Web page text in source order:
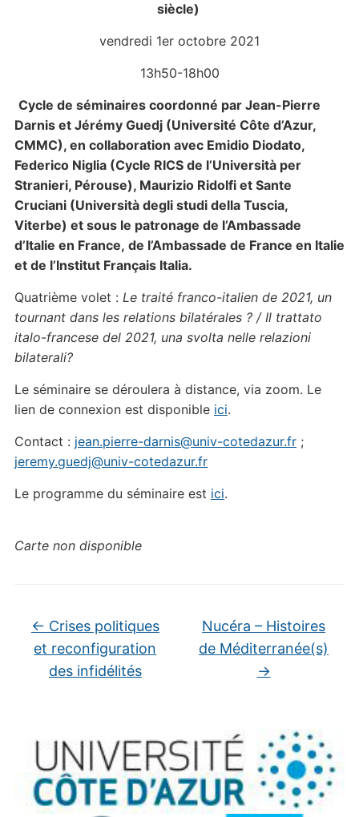
siècle)
vendredi 1er octobre 2021
13h50-18h00
Cycle de séminaires coordonné par Jean-Pierre
Darnis et Jérémy Guedj (Université Côte d’Azur,
CMMC), en collaboration avec Emidio Diodato,
Federico Niglia (Cycle RICS de l’Università per
Stranieri, Pérouse), Maurizio Ridolfi et Sante
Cruciani (Università degli studi della Tuscia,
Viterbe) et sous le patronage de l’Ambassade
d’Italie en France, de l’Ambassade de France en Italie
et de l’Institut Français Italia.
Quatrième volet : Le traité franco-italien de 2021, un
tournant dans les relations bilatérales ?/ Il trattato
italo-francese del 2021, una svolta nelle relazioni
bilaterali?
Le séminaire se déroulera à distance, via zoom. Le
lien de connexion est disponible ici.
Contact : jean.pierre-darnis@univ-cotedazur.fr;
jeremy.guedj@univ-cotedazur.fr
Le programme du séminaire est ici.
Carte non disponible
← Crises politiques
et reconfiguration
des infidélités
Nucéra – Histoires
de Méditerranée(s)
→